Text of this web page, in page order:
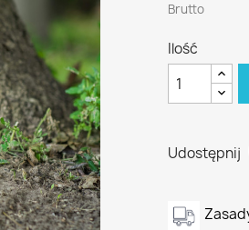
Brutto
Ilość
Udostępnij